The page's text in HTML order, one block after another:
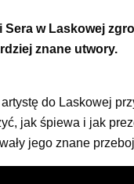
w Laskowej
znane utwory.
do Laskowej
jak śpiewa i jak
jego znane